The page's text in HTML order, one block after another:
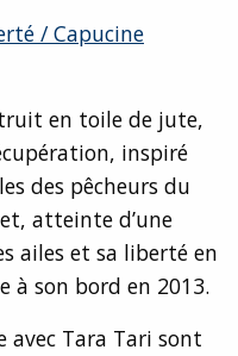
/ Capucine
en toile de jute,
inspiré
des pêcheurs du
atteinte d’une
ailes et sa liberté en
à son bord en 2013.
avec Tara Tari sont